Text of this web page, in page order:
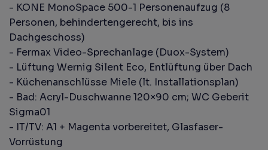
- KONE MonoSpace 500-1 Personenaufzug (8
Personen, behindertengerecht, bis ins
Dachgeschoss)
- Fermax Video-Sprechanlage (Duox-System)
- Lüftung Wernig Silent Eco, Entlüftung über Dach
- Küchenanschlüsse Miele (lt. Installationsplan)
- Bad: Acryl-Duschwanne 120×90 cm; WC Geberit
Sigma01
- IT/TV: A1 + Magenta vorbereitet, Glasfaser-
Vorrüstung